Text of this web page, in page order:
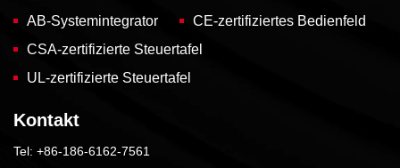
AB-Systemintegrator
CE-zertifiziertes Bedienfeld
CSA-zertifizierte Steuertafel
UL-zertifizierte Steuertafel
Kontakt
Tel: +86-186-6162-7561